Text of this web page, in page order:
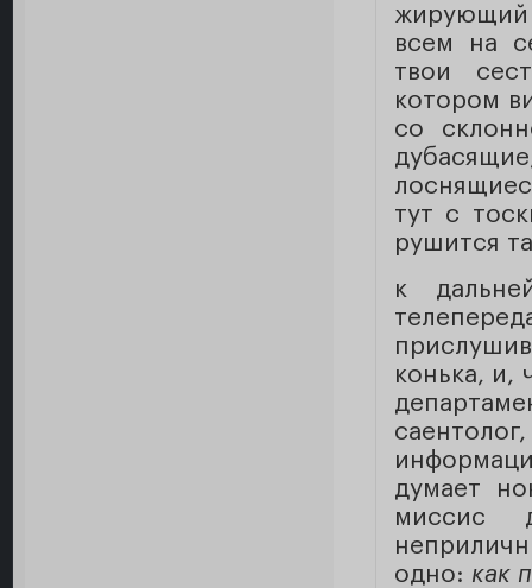
жирующий
всем на
твои
котором
со
тут с
рушится
к
конька, и,
думает
миссис
одно: как